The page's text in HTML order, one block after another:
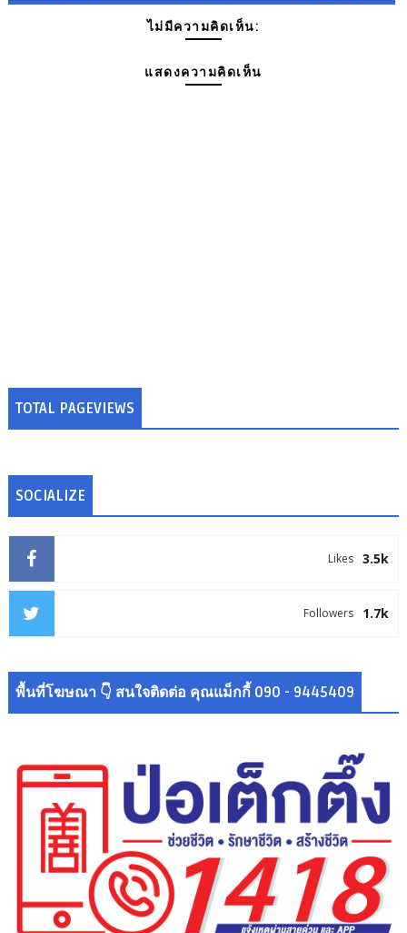
ไม่มีความคิดเห็น:
แสดงความคิดเห็น
TOTAL PAGEVIEWS
SOCIALIZE
3.5k
Likes
1.7k
Followers
พื้นที่โฆษณา 👇 สนใจติดต่อ คุณแม็กกี้ 090 - 9445409